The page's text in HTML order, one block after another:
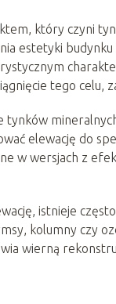
który czyni
estetyki
tego celu,
tynków
elewację do
w wersjach z
istnieje
kolumny czy
wierną